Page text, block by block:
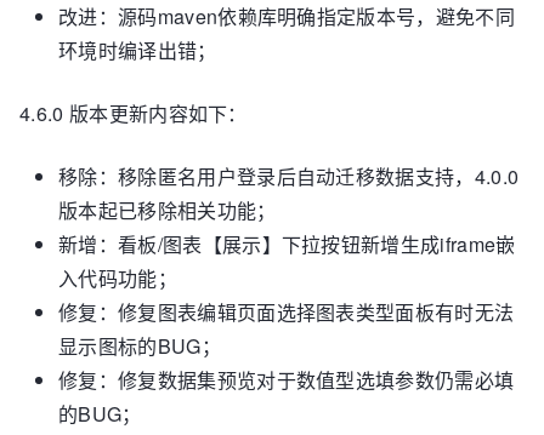
改进：源码maven依赖库明确指定版本号，避免不同
环境时编译出错；
4.6.0 版本更新内容如下：
移除：移除匿名用户登录后自动迁移数据支持，4.0.0
版本起已移除相关功能；
新增：看板/图表【展示】下拉按钮新增生成iframe嵌
入代码功能；
修复：修复图表编辑页面选择图表类型面板有时无法
显示图标的BUG；
修复：修复数据集预览对于数值型选填参数仍需必填
的BUG；